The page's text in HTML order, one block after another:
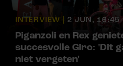
INTERVIEW | 2 JUN, 16:45
Piganzoli en Rex
succesvolle Giro: 'Dit
niet vergeten'